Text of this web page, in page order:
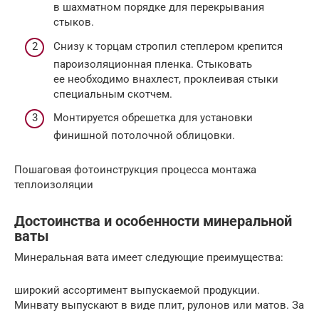
в шахматном порядке для перекрывания
стыков.
Снизу к торцам стропил степлером крепится
пароизоляционная пленка. Стыковать
ее необходимо внахлест, проклеивая стыки
специальным скотчем.
Монтируется обрешетка для установки
финишной потолочной облицовки.
Пошаговая фотоинструкция процесса монтажа
теплоизоляции
Достоинства и особенности минеральной
ваты
Минеральная вата имеет следующие преимущества:
широкий ассортимент выпускаемой продукции.
Минвату выпускают в виде плит, рулонов или матов. За